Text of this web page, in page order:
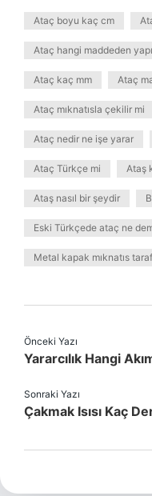
Ataç boyu kaç cm
Ataç hangi maddeden
Ataç kaç mm Ataç
Ataç mıknatısla çekilir mi
Ataç nedir ne işe yarar
Ataç Türkçe mi Ataş
Ataş nasıl bir şeydir
Eski Türkçede ataç ne
Metal kapak mıknatıs
Önceki Yazı
Yararcılık Hangi
Sonraki Yazı
Çakmak Isısı Kaç